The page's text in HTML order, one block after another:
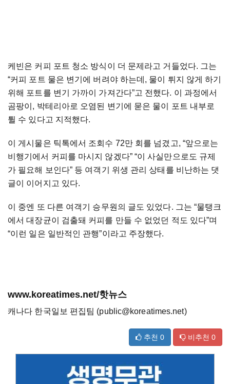
케빈은 커피 포트 청소 방식이 더 문제라고 거들었다. 그는
“커피 포트 물은 변기에 버려야 하는데, 물이 튀지 않게 하기
위해 포트를 변기 가까이 가져간다”고 전했다. 이 과정에서
곰팡이, 박테리아로 오염된 변기에 묻은 물이 포트 내부로
튈 수 있다고 지적했다.
이 게시물은 틱톡에서 조회수 72만 회를 넘겼고, “앞으로는
비행기에서 커피를 마시지 않겠다” “이 사실만으로도 규제
가 필요해 보인다” 등 여객기 위생 관리 상태를 비난하는 댓
글이 이어지고 있다.
이 중엔 또 다른 여객기 승무원의 글도 있었다. 그는 “물탱크
에서 대장균이 검출돼 커피를 만들 수 없었던 적도 있다”며
“이런 일은 일반적인 관행”이라고 주장했다.
www.koreatimes.net/핫뉴스
캐나다 한국일보 편집팀 (public@koreatimes.net)
추천 0 비추천 0